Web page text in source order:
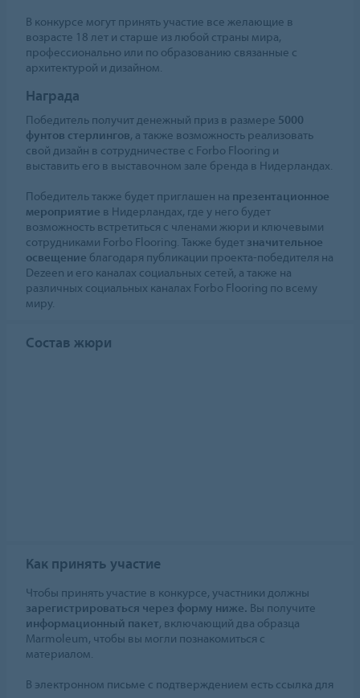
В конкурсе могут принять участие все желающие в
возрасте 18 лет и старше из любой страны мира,
профессионально или по образованию связанные с
архитектурой и дизайном.
Награда
Победитель получит денежный приз в размере 5000
фунтов стерлингов, а также возможность реализовать
свой дизайн в сотрудничестве с Forbo Flooring и
выставить его в выставочном зале бренда в Нидерландах.
Победитель также будет приглашен на презентационное
мероприятие в Нидерландах, где у него будет
возможность встретиться с членами жюри и ключевыми
сотрудниками Forbo Flooring. Также будет значительное
освещение благодаря публикации проекта-победителя на
Dezeen и его каналах социальных сетей, а также на
различных социальных каналах Forbo Flooring по всему
миру.
Состав жюри
Как принять участие
Чтобы принять участие в конкурсе, участники должны
зарегистрироваться через форму ниже. Вы получите
информационный пакет, включающий два образца
Marmoleum, чтобы вы могли познакомиться с
материалом.
В электронном письме с подтверждением есть ссылка для